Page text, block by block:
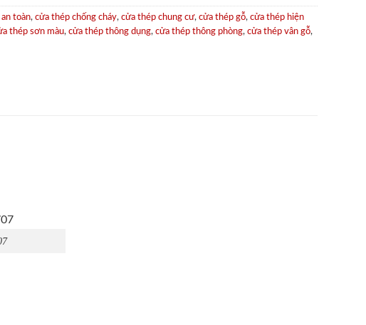
toàn, cửa thép chống cháy, cửa thép chung cư, cửa thép gỗ, cửa thép hiện
thép sơn màu, cửa thép thông dụng, cửa thép thông phòng, cửa thép vân gỗ,